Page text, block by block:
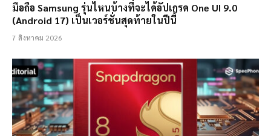
มือถือ Samsung รุ่นไหนบ้างที่จะได้อัปเกรด One UI 9.0
(Android 17) เป็นเวอร์ชั่นสุดท้ายในปีนี้
7 สิงหาคม 2026